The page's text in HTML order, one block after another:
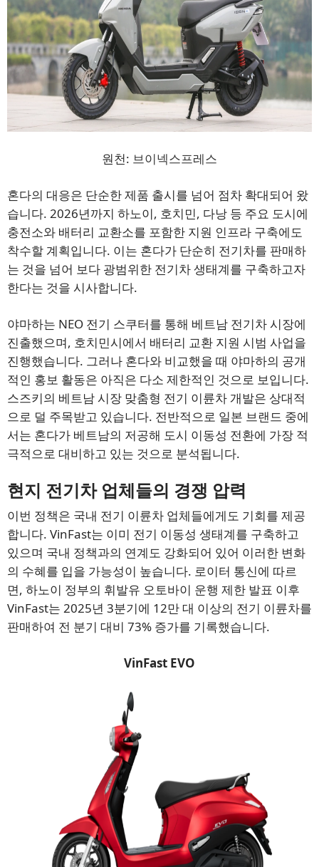
원천: 브이넥스프레스
혼다의 대응은 단순한 제품 출시를 넘어 점차 확대되어 왔
습니다. 2026년까지 하노이, 호치민, 다낭 등 주요 도시에
충전소와 배터리 교환소를 포함한 지원 인프라 구축에도
착수할 계획입니다. 이는 혼다가 단순히 전기차를 판매하
는 것을 넘어 보다 광범위한 전기차 생태계를 구축하고자
한다는 것을 시사합니다.
야마하는 NEO 전기 스쿠터를 통해 베트남 전기차 시장에
진출했으며, 호치민시에서 배터리 교환 지원 시범 사업을
진행했습니다. 그러나 혼다와 비교했을 때 야마하의 공개
적인 홍보 활동은 아직은 다소 제한적인 것으로 보입니다.
스즈키의 베트남 시장 맞춤형 전기 이륜차 개발은 상대적
으로 덜 주목받고 있습니다. 전반적으로 일본 브랜드 중에
서는 혼다가 베트남의 저공해 도시 이동성 전환에 가장 적
극적으로 대비하고 있는 것으로 분석됩니다.
현지 전기차 업체들의 경쟁 압력
이번 정책은 국내 전기 이륜차 업체들에게도 기회를 제공
합니다. VinFast는 이미 전기 이동성 생태계를 구축하고
있으며 국내 정책과의 연계도 강화되어 있어 이러한 변화
의 수혜를 입을 가능성이 높습니다. 로이터 통신에 따르
면, 하노이 정부의 휘발유 오토바이 운행 제한 발표 이후
VinFast는 2025년 3분기에 12만 대 이상의 전기 이륜차를
판매하여 전 분기 대비 73% 증가를 기록했습니다.
VinFast EVO